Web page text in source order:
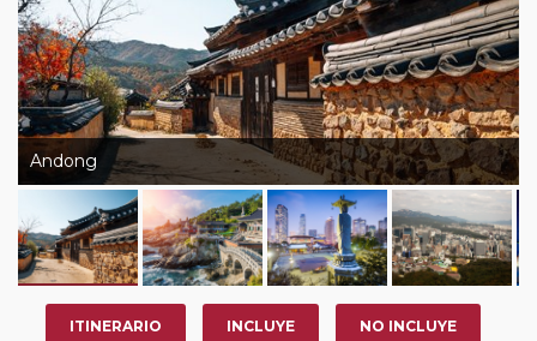
Andong
ITINERARIO INCLUYE NO INCLUYE